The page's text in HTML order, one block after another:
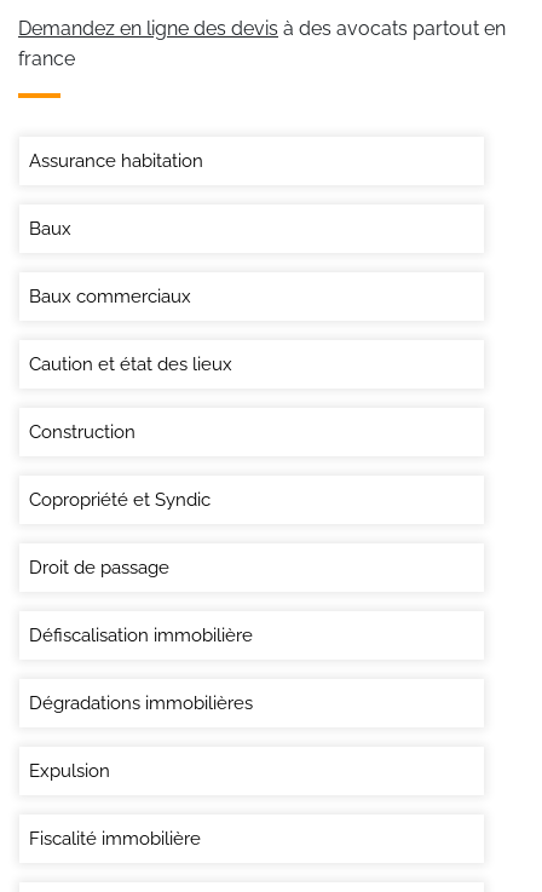
Demandez en ligne des devis à des avocats partout en
france
Assurance habitation
Baux
Baux commerciaux
Caution et état des lieux
Construction
Copropriété et Syndic
Droit de passage
Défiscalisation immobilière
Dégradations immobilières
Expulsion
Fiscalité immobilière